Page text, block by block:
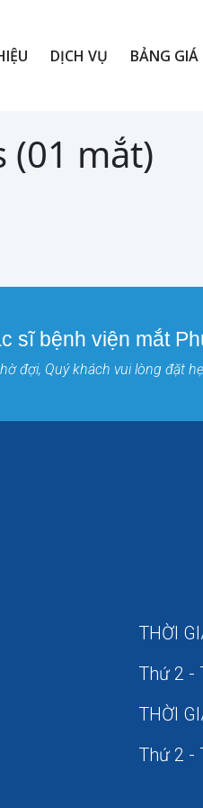
DỊCH VỤ BẢNG GIÁ
(01 mắt)
sĩ bệnh viện mắt
đợi, Quý khách vui lòng đặt
THỜI
Thứ 2 -
THỜI
Thứ 2 -